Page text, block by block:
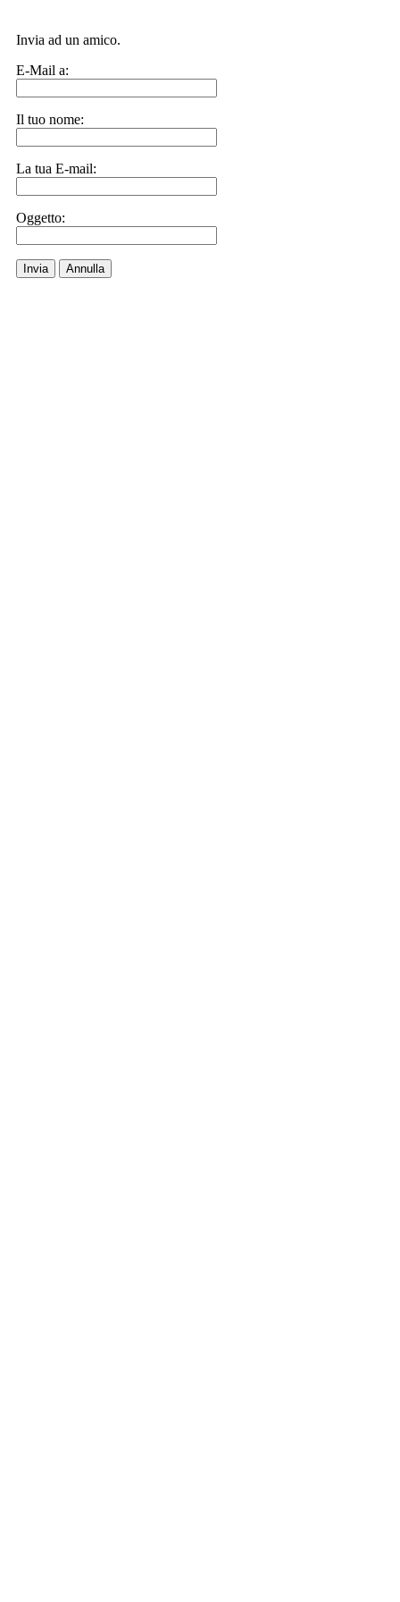
Invia ad un amico.
E-Mail a:
Il tuo nome:
La tua E-mail:
Oggetto:
Invia Annulla